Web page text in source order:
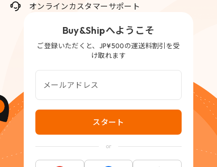
オンラインカスタマーサポート
Buy&Shipへようこそ
ご登録いただくと、JP¥500の運送料割引を受
け取れます
メールアドレス
スタート
or